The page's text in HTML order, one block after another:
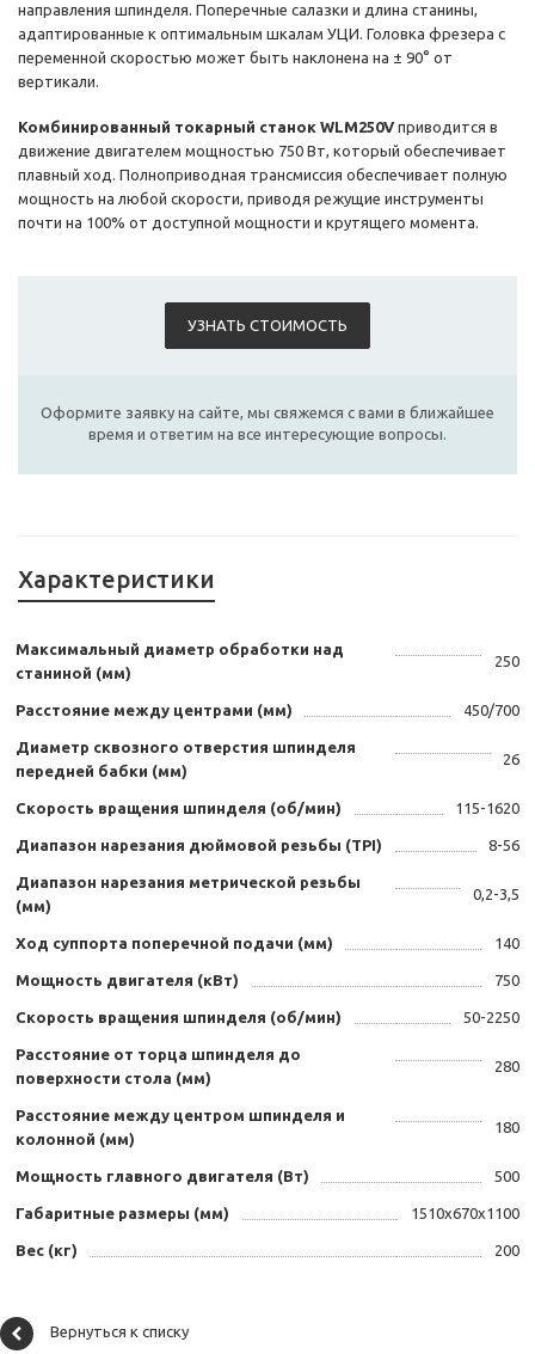
направления шпинделя. Поперечные салазки и длина станины,
адаптированные к оптимальным шкалам УЦИ. Головка фрезера с
переменной скоростью может быть наклонена на ± 90° от
вертикали.
Комбинированный токарный станок WLM250V приводится в
движение двигателем мощностью 750 Вт, который обеспечивает
плавный ход. Полноприводная трансмиссия обеспечивает полную
мощность на любой скорости, приводя режущие инструменты
почти на 100% от доступной мощности и крутящего момента.
УЗНАТЬ СТОИМОСТЬ
Оформите заявку на сайте, мы свяжемся с вами в ближайшее
время и ответим на все интересующие вопросы.
Характеристики
Максимальный диаметр обработки над
станиной (мм)
250
Расстояние между центрами (мм) 450/700
Диаметр сквозного отверстия шпинделя
передней бабки (мм)
26
Скорость вращения шпинделя (об/мин) 115-1620
Диапазон нарезания дюймовой резьбы (TPI) 8-56
Диапазон нарезания метрической резьбы
(мм)
0,2-3,5
Ход суппорта поперечной подачи (мм) 140
Мощность двигателя (кВт) 750
Скорость вращения шпинделя (об/мин) 50-2250
Расстояние от торца шпинделя до
поверхности стола (мм)
280
Расстояние между центром шпинделя и
колонной (мм)
180
Мощность главного двигателя (Вт) 500
Габаритные размеры (мм) 1510x670x1100
Вес (кг) 200
Вернуться к списку